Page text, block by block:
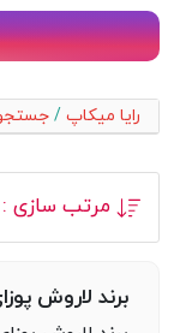
رایا میکاپ /
مرتب سازی :
برند لاروش